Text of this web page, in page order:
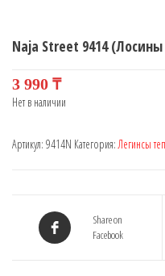
Naja Street 9414
3 990 ₸
Нет в наличии
Артикул: 9414N Категория: Легинсы
Share on
Facebook